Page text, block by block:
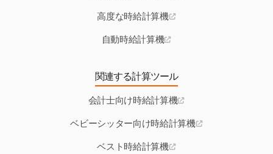
高度な時給計算機
自動時給計算機
関連する計算ツール
会計士向け時給計算機
ベビーシッター向け時給計算機
ベスト時給計算機